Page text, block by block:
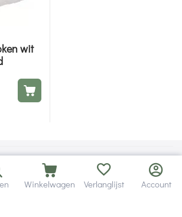
wit
Winkelwagen Verlanglijst Account